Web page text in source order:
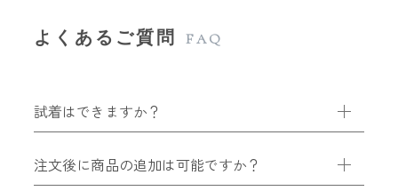
よくあるご質問 FAQ
試着はできますか？
注文後に商品の追加は可能ですか？